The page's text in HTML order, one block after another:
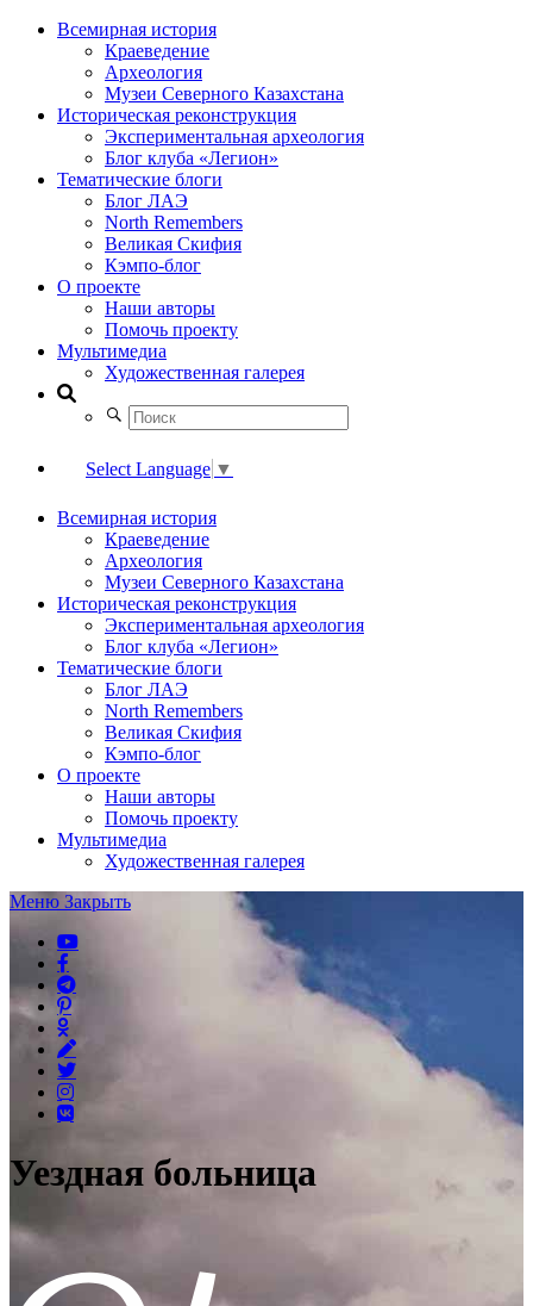
Всемирная история
Краеведение
Археология
Музеи Северного Казахстана
Историческая реконструкция
Экспериментальная археология
Блог клуба «Легион»
Тематические блоги
Блог ЛАЭ
North Remembers
Великая Скифия
Кэмпо-блог
О проекте
Наши авторы
Помочь проекту
Мультимедиа
Художественная галерея
Select Language ▼
Всемирная история
Краеведение
Археология
Музеи Северного Казахстана
Историческая реконструкция
Экспериментальная археология
Блог клуба «Легион»
Тематические блоги
Блог ЛАЭ
North Remembers
Великая Скифия
Кэмпо-блог
О проекте
Наши авторы
Помочь проекту
Мультимедиа
Художественная галерея
Меню Закрыть
Уездная больница